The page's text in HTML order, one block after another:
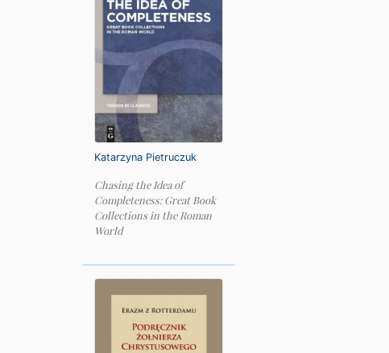
Katarzyna Pietruczuk
Chasing the Idea of
Completeness: Great Book
Collections in the Roman
World